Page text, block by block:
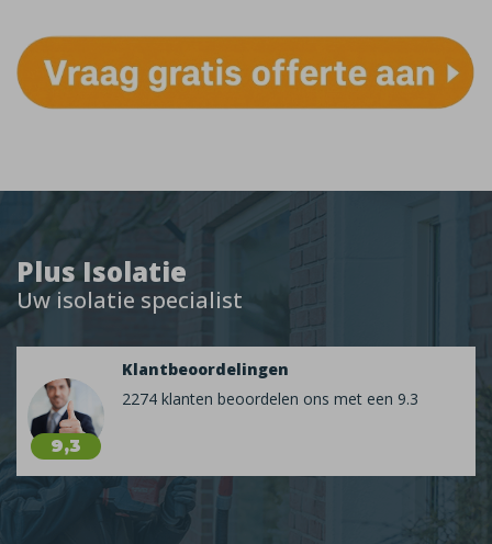
Plus Isolatie
Uw isolatie specialist
9,3
Klantbeoordelingen
2274 klanten beoordelen ons met een 9.3